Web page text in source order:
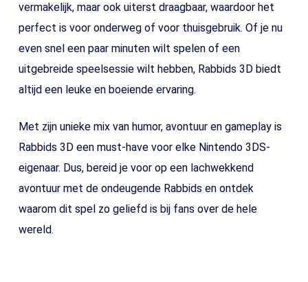
vermakelijk, maar ook uiterst draagbaar, waardoor het
perfect is voor onderweg of voor thuisgebruik. Of je nu
even snel een paar minuten wilt spelen of een
uitgebreide speelsessie wilt hebben, Rabbids 3D biedt
altijd een leuke en boeiende ervaring.
Met zijn unieke mix van humor, avontuur en gameplay is
Rabbids 3D een must-have voor elke Nintendo 3DS-
eigenaar. Dus, bereid je voor op een lachwekkend
avontuur met de ondeugende Rabbids en ontdek
waarom dit spel zo geliefd is bij fans over de hele
wereld.